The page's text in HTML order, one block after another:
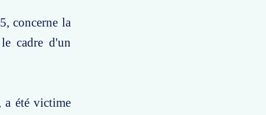
concerne la
cadre d'un
été victime